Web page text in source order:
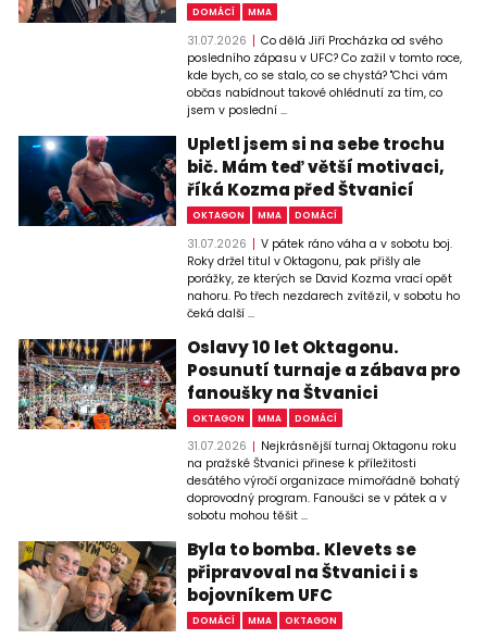
DOMÁCÍ MMA
31.07.2026
Co dělá Jiří Procházka od svého
posledního zápasu v UFC? Co zažil v tomto roce,
kde bych, co se stalo, co se chystá? "Chci vám
občas nabídnout takové ohlédnutí za tím, co
jsem v poslední ...
Upletl jsem si na sebe trochu
bič. Mám teď větší motivaci,
říká Kozma před Štvanicí
OKTAGON MMA DOMÁCÍ
31.07.2026
V pátek ráno váha a v sobotu boj.
Roky držel titul v Oktagonu, pak přišly ale
porážky, ze kterých se David Kozma vrací opět
nahoru. Po třech nezdarech zvítězil, v sobotu ho
čeká další ...
Oslavy 10 let Oktagonu.
Posunutí turnaje a zábava pro
fanoušky na Štvanici
OKTAGON MMA DOMÁCÍ
31.07.2026
Nejkrásnější turnaj Oktagonu roku
na pražské Štvanici přinese k příležitosti
desátého výročí organizace mimořádně bohatý
doprovodný program. Fanoušci se v pátek a v
sobotu mohou těšit ...
Byla to bomba. Klevets se
připravoval na Štvanici i s
bojovníkem UFC
DOMÁCÍ MMA OKTAGON